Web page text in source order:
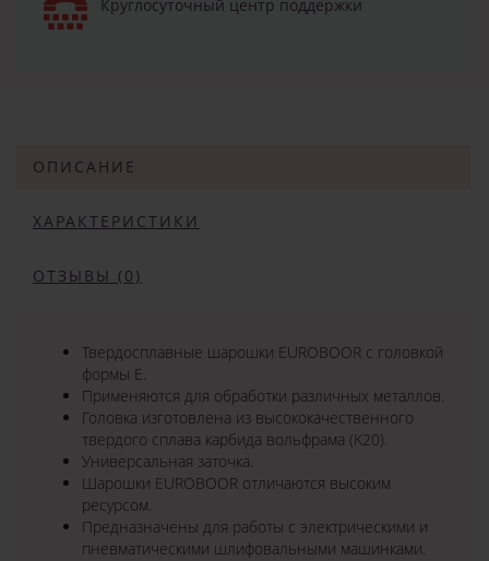
Круглосуточный центр поддержки
ОПИСАНИЕ
ХАРАКТЕРИСТИКИ
ОТЗЫВЫ (0)
Твердосплавные шарошки EUROBOOR с головкой
формы E.
Применяются для обработки различных металлов.
Головка изготовлена из высококачественного
твердого сплава карбида вольфрама (K20).
Универсальная заточка.
Шарошки EUROBOOR отличаются высоким
ресурсом.
Предназначены для работы с электрическими и
пневматическими шлифовальными машинками.